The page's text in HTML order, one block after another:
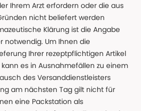
Ihrem Arzt erfordern oder die aus
nicht beliefert werden
Klärung ist die Angabe
notwendig. Um Ihnen die
Ihrer rezeptpflichtigen Artikel
es in Ausnahmefällen zu einem
des Versanddienstleisters
am nächsten Tag gilt nicht für
eine Packstation als